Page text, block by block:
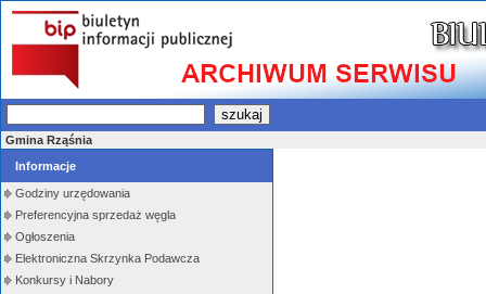
Gmina Rząśnia
Informacje
Godziny urzędowania
Preferencyjna sprzedaż węgla
Ogłoszenia
Elektroniczna Skrzynka Podawcza
Konkursy i Nabory